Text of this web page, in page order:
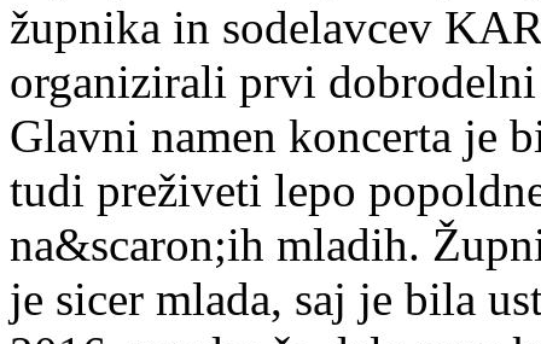
župnika in sodelavcev
organizirali prvi
Glavni namen koncerta je
tudi preživeti lepo
na&scaron;ih mladih.
je sicer mlada, saj je bila